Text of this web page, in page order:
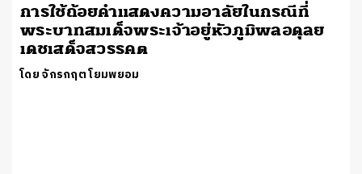
การใช้ถ้อยคำแสดงความอาลัยในกรณีที่
พระบาทสมเด็จพระเจ้าอยู่หัวภูมิพลอดุลย
เดชเสด็จสวรรคต
โดย จักรกฤต โยมพยอม